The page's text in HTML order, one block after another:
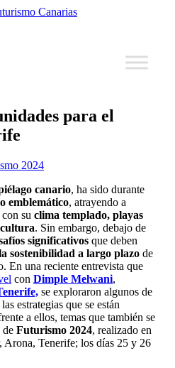
para el
2024
canario, ha sido durante
emblemático, atrayendo a
su clima templado, playas
. Sin embargo, debajo de
significativos que deben
sostenibilidad a largo plazo de
En una reciente entrevista que
con Dimple Melwani,
se exploraron algunos de
estrategias que se están
a ellos, temas que también se
Futurismo 2024, realizado en
Tenerife; los días 25 y 26